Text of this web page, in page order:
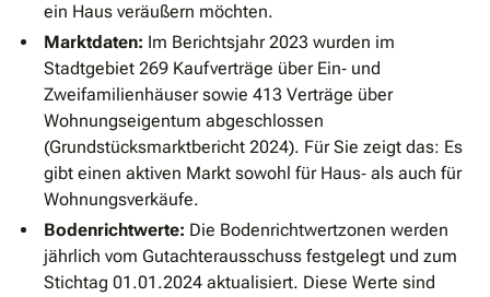
ein Haus veräußern möchten.
Marktdaten: Im Berichtsjahr 2023 wurden im
Stadtgebiet 269 Kaufverträge über Ein‐ und
Zweifamilienhäuser sowie 413 Verträge über
Wohnungseigentum abgeschlossen
(Grundstücksmarktbericht 2024). Für Sie zeigt das: Es
gibt einen aktiven Markt sowohl für Haus‐ als auch für
Wohnungsverkäufe.
Bodenrichtwerte: Die Bodenrichtwertzonen werden
jährlich vom Gutachterausschuss festgelegt und zum
Stichtag 01.01.2024 aktualisiert. Diese Werte sind